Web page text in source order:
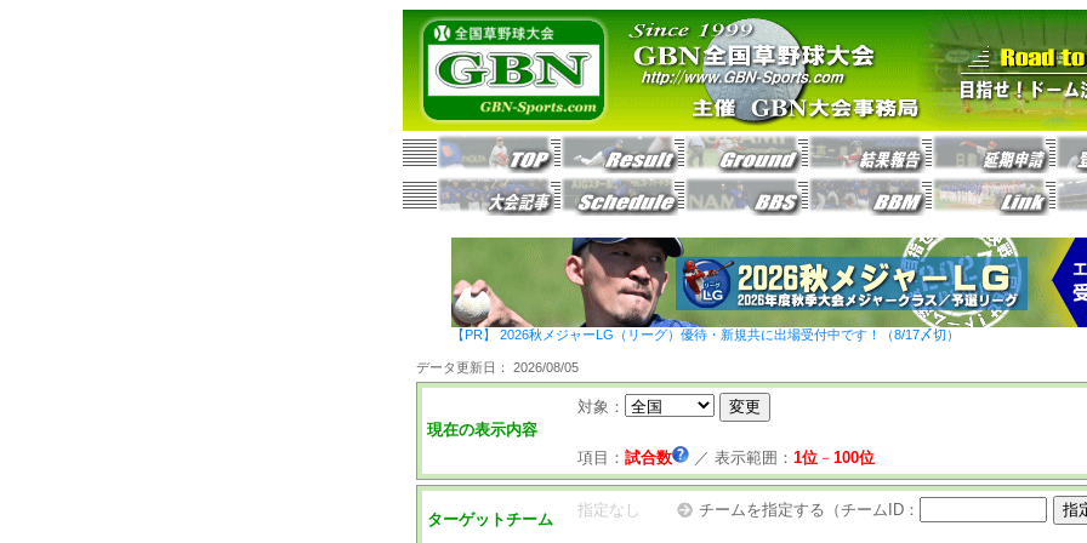
【PR】 2026秋メジャーLG（リーグ）優待・新規共に出場受付中です！（8/17〆切）
データ更新日： 2026/08/05
現在の表示内容
対象：
項目： 試合数 ／ 表示範囲： 1位－ 100位
ターゲットチーム
指定なし チームを指定する（チームID：